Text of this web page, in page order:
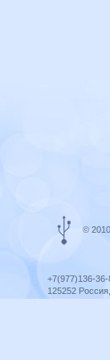
©
+7(977)136-
125252